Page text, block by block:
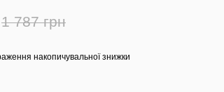
1 787 грн
накопичувальної знижки